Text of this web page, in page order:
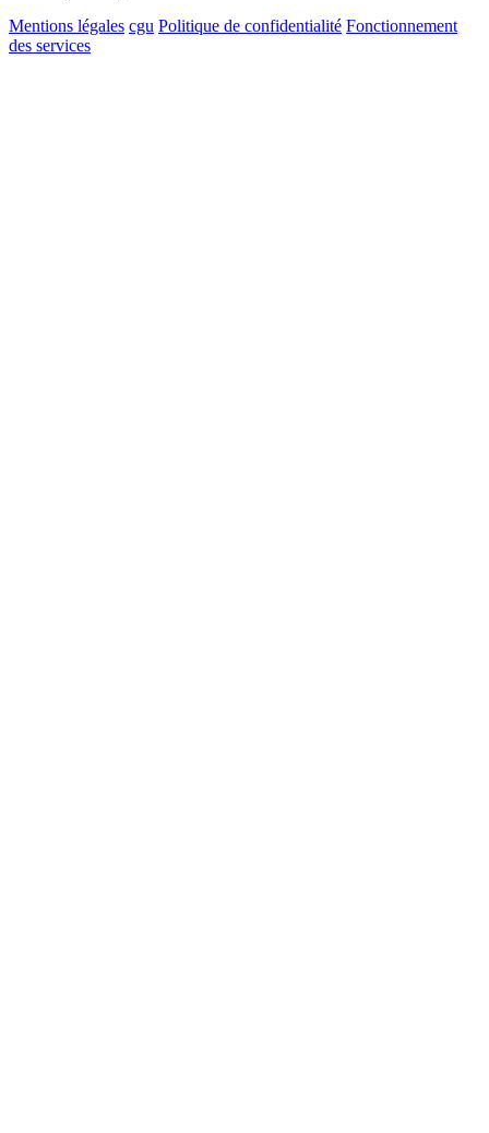
Mentions légales cgu Politique de confidentialité Fonctionnement
des services